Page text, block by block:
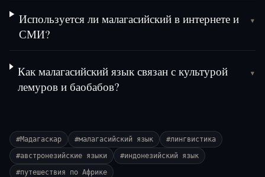
Используется ли малагасийский в интернете и
СМИ?
▾
Как малагасийский язык связан с культурой
лемуров и баобабов?
▾
#Мадагаскар #малагасийский язык #лингвистика
#австронезийские языки #индонезийский язык
#путешествия по Африке